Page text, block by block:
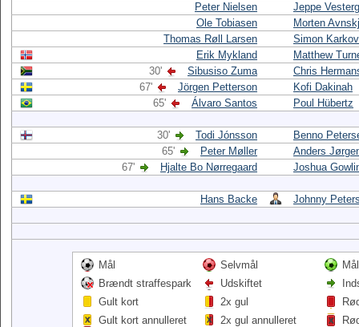
Peter Nielsen
Jeppe
Ole Tobiasen
Morten
Thomas Røll Larsen
Simon Karkov
Erik Mykland
Matthew
30'
Sibusiso Zuma
Chris
67'
Jörgen Petterson
Kofi Dakinah
65'
Álvaro Santos Poul Hübertz
30' Todi Jónsson
Benno
65'
Peter Møller
Anders
67'
Hjalte Bo Nørregaard Joshua
Hans Backe Johnny
Mål Selvmål
Brændt straffespark
Udskiftet
Gult kort
2x gul
Gult kort annulleret
2x gul annulleret